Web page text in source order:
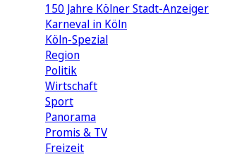
150 Jahre Kölner Stadt-Anzeiger
Karneval in Köln
Köln-Spezial
Region
Politik
Wirtschaft
Sport
Panorama
Promis & TV
Freizeit